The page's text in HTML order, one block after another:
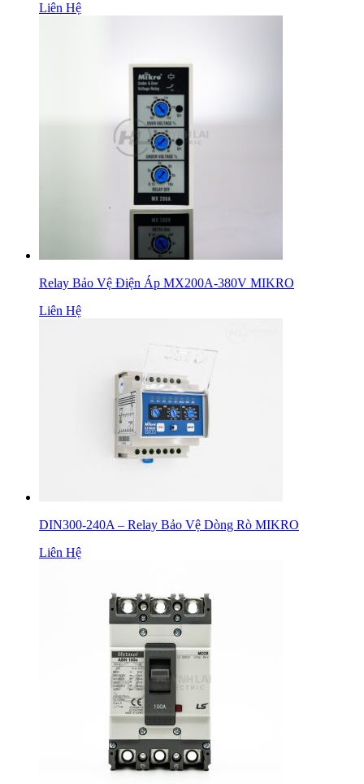
Liên Hệ
Relay Bảo Vệ Điện Áp MX200A-380V MIKRO
Liên Hệ
DIN300-240A – Relay Bảo Vệ Dòng Rò MIKRO
Liên Hệ